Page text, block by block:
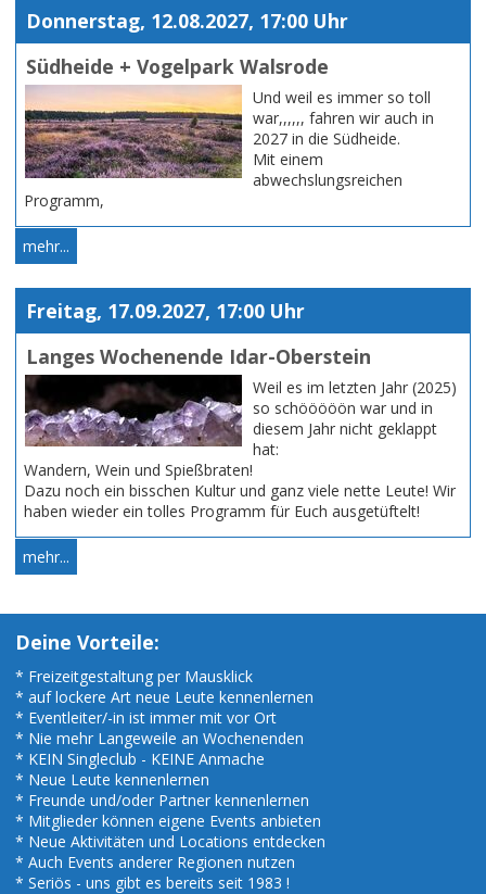
Donnerstag, 12.08.2027, 17:00 Uhr
Südheide + Vogelpark Walsrode
Und weil es immer so toll
war,,,,,, fahren wir auch in
2027 in die Südheide.
Mit einem
abwechslungsreichen
Programm,
mehr...
Freitag, 17.09.2027, 17:00 Uhr
Langes Wochenende Idar-Oberstein
Weil es im letzten Jahr (2025)
so schööööön war und in
diesem Jahr nicht geklappt
hat:
Wandern, Wein und Spießbraten!
Dazu noch ein bisschen Kultur und ganz viele nette Leute! Wir
haben wieder ein tolles Programm für Euch ausgetüftelt!
mehr...
Deine Vorteile:
* Freizeitgestaltung per Mausklick
* auf lockere Art neue Leute kennenlernen
* Eventleiter/-in ist immer mit vor Ort
* Nie mehr Langeweile an Wochenenden
* KEIN Singleclub - KEINE Anmache
* Neue Leute kennenlernen
* Freunde und/oder Partner kennenlernen
* Mitglieder können eigene Events anbieten
* Neue Aktivitäten und Locations entdecken
* Auch Events anderer Regionen nutzen
* Seriös - uns gibt es bereits seit 1983 !